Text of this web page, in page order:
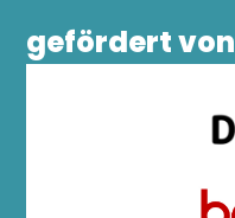
gefördert von